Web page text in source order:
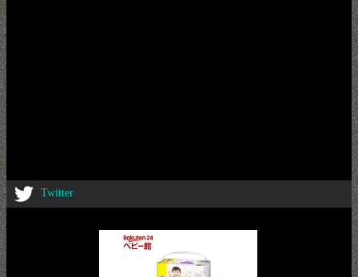
Twitter